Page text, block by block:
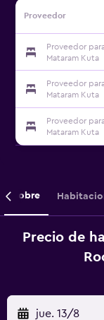
Proveedor
Proveedor
Mataram Kuta
Proveedor
Mataram Kuta
Proveedor
Mataram Kuta
Sobre
Precio de
jue. 13/8